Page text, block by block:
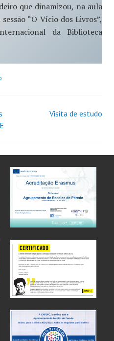
que dinamizou, na aula
“O Vício dos Livros”,
da Biblioteca
Visita de estudo